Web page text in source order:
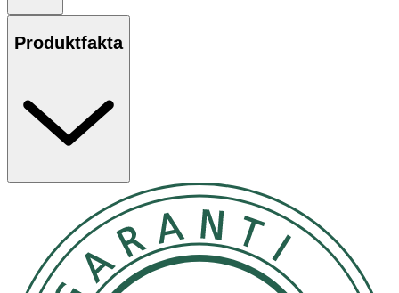
Produktfakta